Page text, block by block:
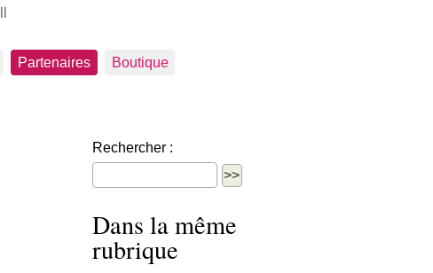
Partenaires Boutique
Rechercher :
Dans la même
rubrique